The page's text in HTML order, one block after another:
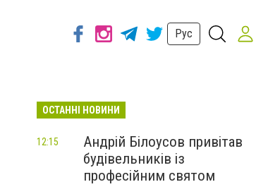
Рус
ОСТАННІ НОВИНИ
Андрій Білоусов привітав
будівельників із
професійним святом
12:15